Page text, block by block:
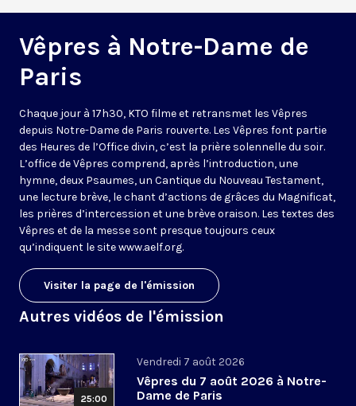
Vêpres à Notre-Dame de
Paris
Chaque jour à 17h30, KTO filme et retransmet les Vêpres
depuis Notre-Dame de Paris rouverte. Les Vêpres font partie
des Heures de l’Office divin, c’est la prière solennelle du soir.
L’office de Vêpres comprend, après l’introduction, une
hymne, deux Psaumes, un Cantique du Nouveau Testament,
une lecture brève, le chant d’actions de grâces du Magnificat,
les prières d’intercession et une brève oraison. Les textes des
Vêpres et de la messe sont presque toujours ceux
qu’indiquent le sitewww.aelf.org.
Visiter la page de l'émission
Autres vidéos de l'émission
25:00
Vendredi 7 août 2026
Vêpres du 7 août 2026 à Notre-
Dame de Paris